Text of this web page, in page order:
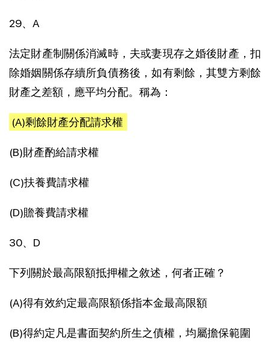
29、A
法定財產制關係消滅時，夫或妻現存之婚後財產，扣
除婚姻關係存續所負債務後，如有剩餘，其雙方剩餘
財產之差額，應平均分配。稱為：
(A)剩餘財產分配請求權
(B)財產酌給請求權
(C)扶養費請求權
(D)贍養費請求權
30、D
下列關於最高限額抵押權之敘述，何者正確？
(A)得有效約定最高限額係指本金最高限額
(B)得約定凡是書面契約所生之債權，均屬擔保範圍